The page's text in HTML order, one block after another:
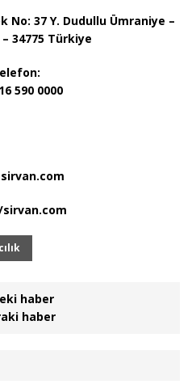
No: 37 Y. Dudullu Ümraniye –
– 34775 Türkiye
590 0000
haber
haber